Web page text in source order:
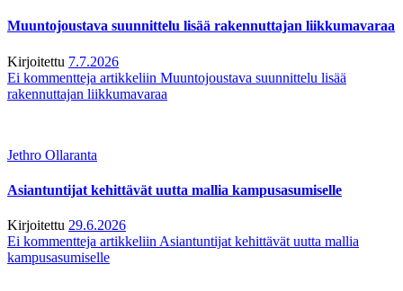
Muuntojoustava suunnittelu lisää rakennuttajan liikkumavaraa
Kirjoitettu 7.7.2026
Ei kommentteja artikkeliin Muuntojoustava suunnittelu lisää
rakennuttajan liikkumavaraa
Jethro Ollaranta
Asiantuntijat kehittävät uutta mallia kampusasumiselle
Kirjoitettu 29.6.2026
Ei kommentteja artikkeliin Asiantuntijat kehittävät uutta mallia
kampusasumiselle